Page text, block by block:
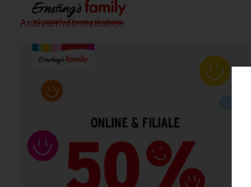
Anbieterinformationen